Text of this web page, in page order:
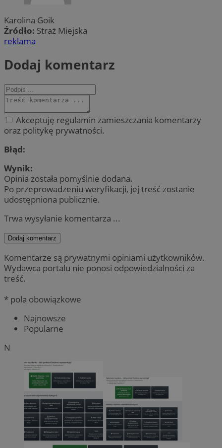
Karolina Goik
Źródło: Straż Miejska
reklama
Dodaj komentarz
Akceptuję regulamin zamieszczania komentarzy
oraz politykę prywatności.
Błąd:
Wynik:
Opinia została pomyślnie dodana.
Po przeprowadzeniu weryfikacji, jej treść zostanie
udostępniona publicznie.
Trwa wysyłanie komentarza ...
Dodaj komentarz
Komentarze są prywatnymi opiniami użytkowników.
Wydawca portalu nie ponosi odpowiedzialności za
treść.
* pola obowiązkowe
Najnowsze
Popularne
N